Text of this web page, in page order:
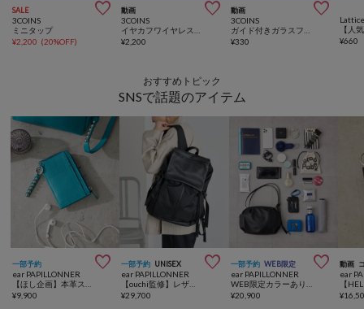
SALE 
3COINS
ミニタップ
¥2,200 (20%OFF)
動画 
3COINS
¥2,200
動画 
3COINS
¥330 ¥660
おすすめトピック
SNSで話題のアイテム
一部予約 
ear PAPILLONNER
¥9,900
一部予約 UNISEX 
ear PAPILLONNER
¥29,700
一部予約 WEB限定 
ear PAPILLONNER
¥20,900
動画
ear
¥